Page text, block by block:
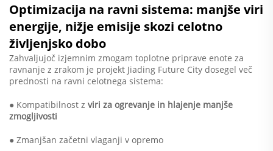
Optimizacija na ravni sistema: manjše viri
energije, nižje emisije skozi celotno
življenjsko dobo
Zahvaljujoč izjemnim zmogam toplotne priprave enote za
ravnanje z zrakom je projekt Jiading Future City dosegel več
prednosti na ravni celotnega sistema:
● Kompatibilnost z viri za ogrevanje in hlajenje manjše
zmogljivosti
● Zmanjšan začetni vlaganji v opremo